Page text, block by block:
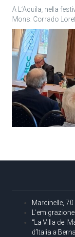
A L’Aquila, nella
Mons. Corrado
Marcinelle,
“La Villa dei
d’Italia a